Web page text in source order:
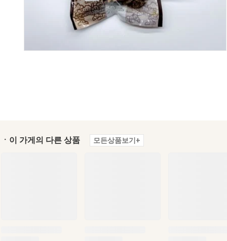
ㆍ이 가게의 다른 상품 모든상품보기+